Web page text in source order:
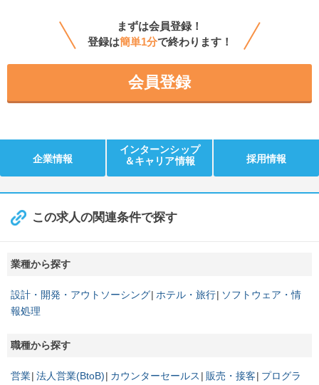
まずは会員登録！
登録は簡単1分で終わります！
会員登録
企業情報
インターンシップ
＆キャリア情報
採用情報
この求人の関連条件で探す
業種から探す
設計・開発・アウトソーシング ホテル・旅行
ソフトウェア・情
報処理
職種から探す
営業 法人営業(BtoB) カウンターセールス 販売・接客
プログラ